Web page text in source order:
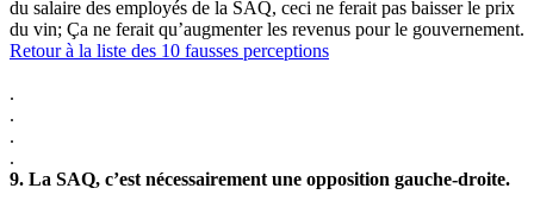
du salaire des employés de la SAQ, ceci ne ferait pas baisser le prix
du vin; Ça ne ferait qu’augmenter les revenus pour le gouvernement.
Retour à la liste des 10 fausses perceptions
.
.
.
.
9. La SAQ, c’est nécessairement une opposition gauche-droite.